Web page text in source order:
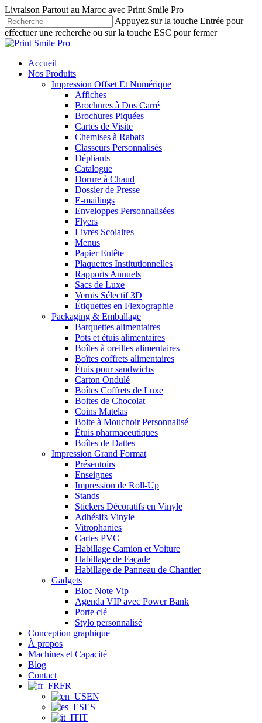
Skip
to
main
content
Livraison Partout au Maroc avec Print Smile Pro
Appuyez sur la touche Entrée pour
effectuer une recherche ou sur la touche ESC pour fermer
Fermer
recherche
Menu
Accueil
Nos Produits
Impression Offset Et Numérique
Affiches
Brochures à Dos Carré
Brochures Piquées
Cartes de Visite
Chemises à Rabats
Classeurs Personnalisés
Dépliants
Catalogue
Dorure à Chaud
Dossier de Presse
E-mailings
Enveloppes Personnalisées
Flyers
Livres Scolaires
Menus
Papier Entête
Plaquettes Institutionnelles
Rapports Annuels
Sacs de Luxe
Vernis Sélectif 3D
Étiquettes en Flexographie
Packaging & Emballage
Barquettes alimentaires
Pots et étuis alimentaires
Boîtes à oreilles alimentaires
Boîtes coffrets alimentaires
Étuis pour sandwichs
Carton Ondulé
Boîtes Coffrets de Luxe
Boites de Chocolat
Coins Matelas
Boite à Mouchoir Personnalisé
Étuis pharmaceutiques
Boîtes de Dattes
Impression Grand Format
Présentoirs
Enseignes
Impression de Roll-Up
Stands
Stickers Décoratifs en Vinyle
Adhésifs Vinyle
Vitrophanies
Cartes PVC
Habillage Camion et Voiture
Habillage de Façade
Habillage de Panneau de Chantier
Gadgets
Bloc Note Vip
Agenda VIP avec Power Bank
Porte clé
Stylo personnalisé
Conception graphique
À propos
Machines et Capacité
Blog
Contact
FR
EN
ES
IT